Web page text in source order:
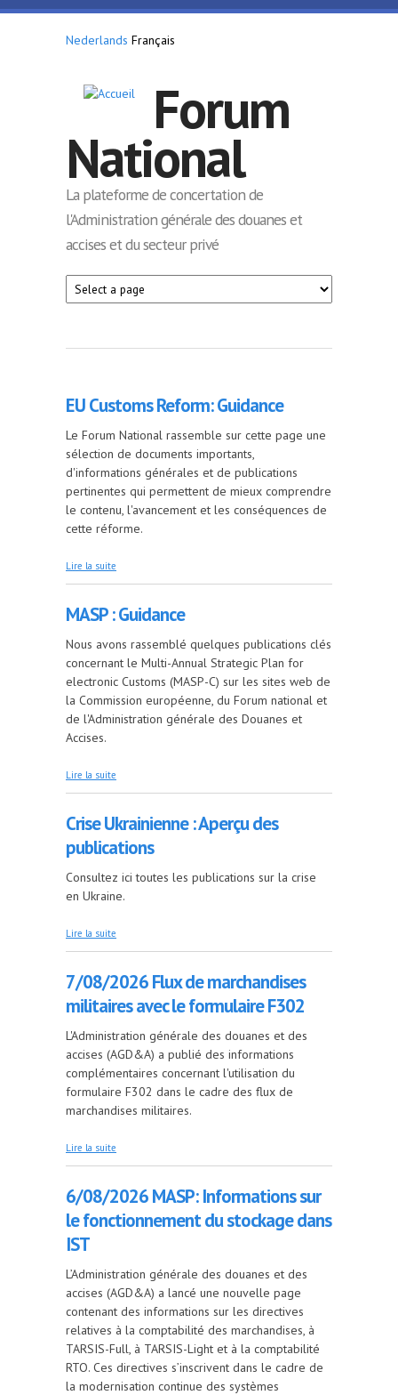
Aller au contenu principal
Nederlands Français
Forum
National
La plateforme de concertation de
l'Administration générale des douanes et
accises et du secteur privé
EU Customs Reform: Guidance
Le Forum National rassemble sur cette page une
sélection de documents importants,
d'informations générales et de publications
pertinentes qui permettent de mieux comprendre
le contenu, l'avancement et les conséquences de
cette réforme.
Lire la suite
MASP : Guidance
Nous avons rassemblé quelques publications clés
concernant le Multi-Annual Strategic Plan for
electronic Customs (MASP-C) sur les sites web de
la Commission européenne, du Forum national et
de l'Administration générale des Douanes et
Accises.
Lire la suite
Crise Ukrainienne : Aperçu des
publications
Consultez ici toutes les publications sur la crise
en Ukraine.
Lire la suite
7/08/2026 Flux de marchandises
militaires avec le formulaire F302
L'Administration générale des douanes et des
accises (AGD&A) a publié des informations
complémentaires concernant l'utilisation du
formulaire F302 dans le cadre des flux de
marchandises militaires.
Lire la suite
6/08/2026 MASP: Informations sur
le fonctionnement du stockage dans
IST
L’Administration générale des douanes et des
accises (AGD&A) a lancé une nouvelle page
contenant des informations sur les directives
relatives à la comptabilité des marchandises, à
TARSIS-Full, à TARSIS-Light et à la comptabilité
RTO. Ces directives s’inscrivent dans le cadre de
la modernisation continue des systèmes